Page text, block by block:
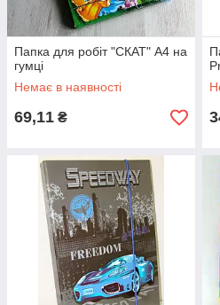
Папка для робіт "СКАТ" А4 на
гумці
Немає в наявності
69,11 ₴